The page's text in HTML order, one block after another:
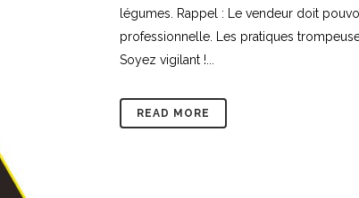
légumes. Rappel : Le vendeur doit
professionnelle. Les pratiques
Soyez vigilant !...
READ MORE